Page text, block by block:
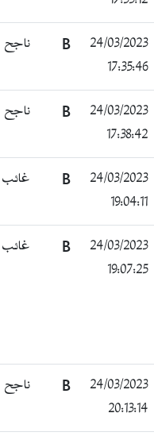
B ناجح
B ناجح
B غائب
B غائب
B ناجح